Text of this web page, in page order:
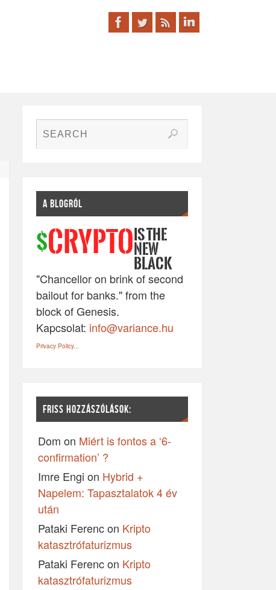
A BLOGRÓL
$CRYPTO IS THE
NEW
BLACK
"Chancellor on brink of second
bailout for banks." from the
block of Genesis.
Kapcsolat: info@variance.hu
Privacy Policy...
FRISS HOZZÁSZÓLÁSOK:
Dom on Miért is fontos a ‘6-
confirmation’ ?
Imre Engi on Hybrid +
Napelem: Tapasztalatok 4 év
után
Pataki Ferencon Kripto
katasztrófaturizmus
Pataki Ferencon Kripto
katasztrófaturizmus